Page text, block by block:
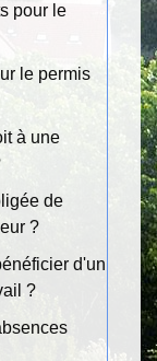
pour le
le permis
à une
de
?
d'un
?